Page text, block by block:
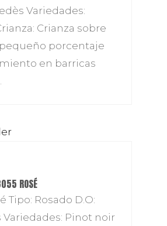
Variedades:
Crianza sobre
pequeño porcentaje
en barricas
ROSÉ
Tipo: Rosado D.O:
Variedades: Pinot noir